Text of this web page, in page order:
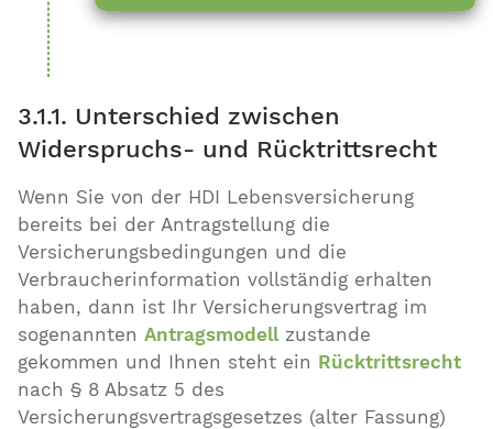
3.1.1. Unterschied zwischen
Widerspruchs- und Rücktrittsrecht
Wenn Sie von der HDI Lebensversicherung
bereits bei der Antragstellung die
Versicherungsbedingungen und die
Verbraucherinformation vollständig erhalten
haben, dann ist Ihr Versicherungsvertrag im
sogenanntenAntragsmodellzustande
gekommen und Ihnen steht ein Rücktrittsrecht
nach § 8 Absatz 5 des
Versicherungsvertragsgesetzes (alter Fassung)